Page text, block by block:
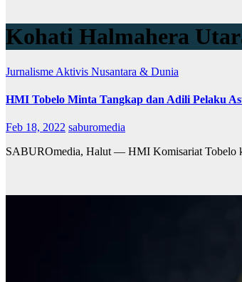
Kohati Halmahera
Jurnalisme Aktivis Nusantara & Dunia
HMI Tobelo Minta Tangkap dan Adili Pelaku
Feb 18, 2022 saburomedia
SABUROmedia, Halut — HMI Komisariat Tobelo